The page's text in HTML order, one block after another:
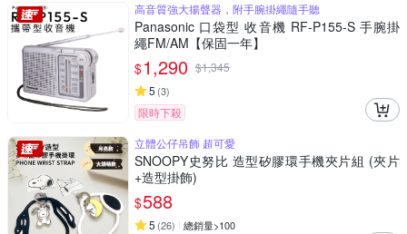
高音質強大揚聲器，附手腕掛繩隨手聽
Panasonic 口袋型 收音機 RF-P155-S 手腕掛
繩FM/AM【保固一年】
$1,290 $1,345
5 (3)
限時下殺
立體公仔吊飾 超可愛
SNOOPY史努比 造型矽膠環手機夾片組 (夾片
+造型掛飾)
$588
5 (26) 總銷量>100